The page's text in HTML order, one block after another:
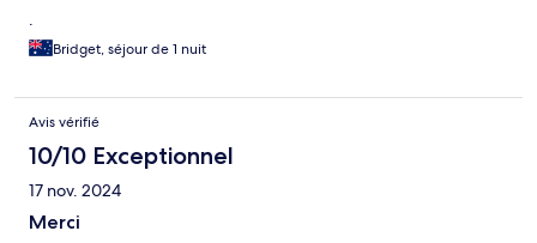
.
Bridget, séjour de 1 nuit
Avis vérifié
10/10 Exceptionnel
17 nov. 2024
Merci